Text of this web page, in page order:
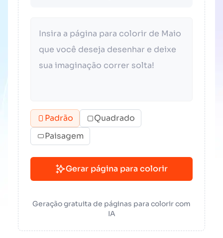
Padrão
Quadrado
Paisagem
Gerar página para colorir
Geração gratuita de páginas para colorir com
IA